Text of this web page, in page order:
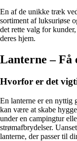
En af de unikke træk
sortiment af luksuriøse
det rette valg for
deres hjem.
Lanterne – Få
Hvorfor er det
En lanterne er en nyttig
kan være at skabe
under en campingtur
strømafbrydelser.
lanterne, der passer til